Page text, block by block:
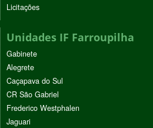
Licitações
Unidades IF Farroupilha
Gabinete
Alegrete
Caçapava do Sul
CR São Gabriel
Frederico Westphalen
Jaguari